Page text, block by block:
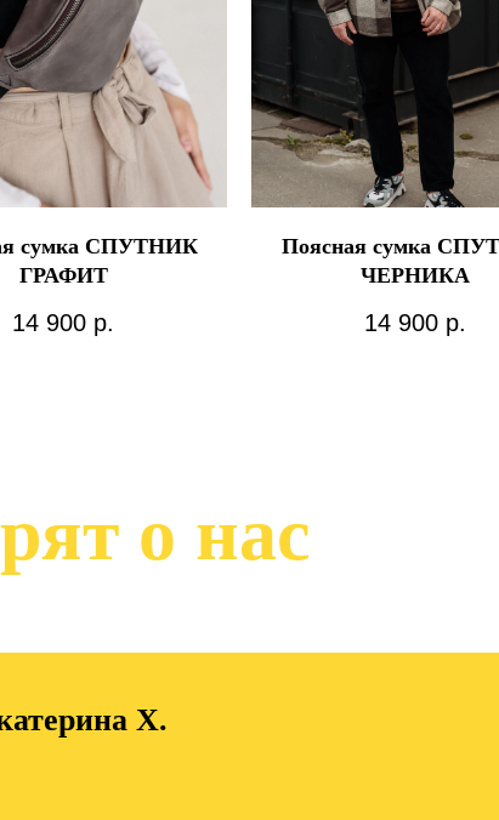
сумка СПУТНИК
ГРАФИТ
14 900 р.
Поясная сумка
ЧЕРНИКА
14 900 р.
о нас
Х.